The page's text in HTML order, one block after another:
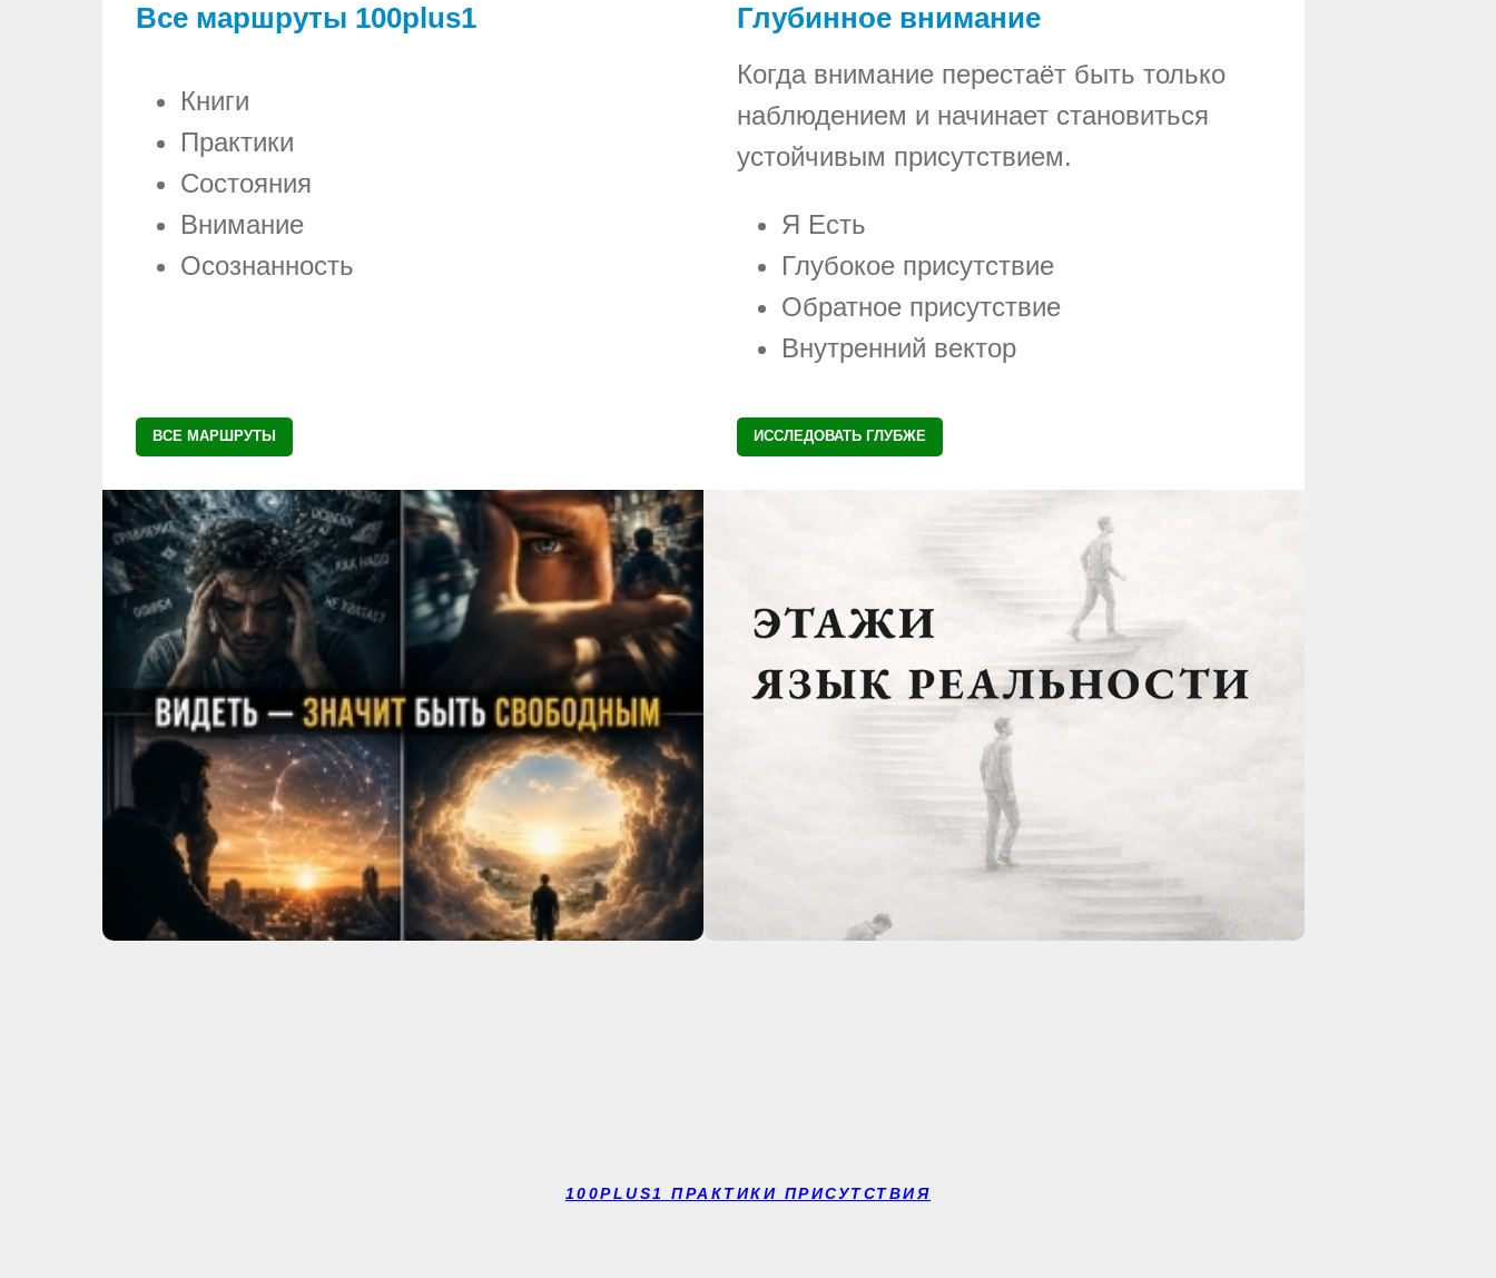
Все маршруты 100plus1
Книги
Практики
Состояния
Внимание
Осознанность
ВСЕ МАРШРУТЫ
Глубинное внимание
Когда внимание перестаёт быть только
наблюдением и начинает становиться
устойчивым присутствием.
Я Есть
Глубокое присутствие
Обратное присутствие
Внутренний вектор
ИССЛЕДОВАТЬ ГЛУБЖЕ
100PLUS1 ПРАКТИКИ ПРИСУТСТВИЯ